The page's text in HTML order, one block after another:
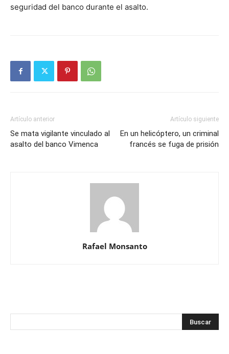
seguridad del banco durante el asalto.
Artículo anterior
Se mata vigilante vinculado al
asalto del banco Vimenca
Artículo siguiente
En un helicóptero, un criminal
francés se fuga de prisión
Rafael Monsanto